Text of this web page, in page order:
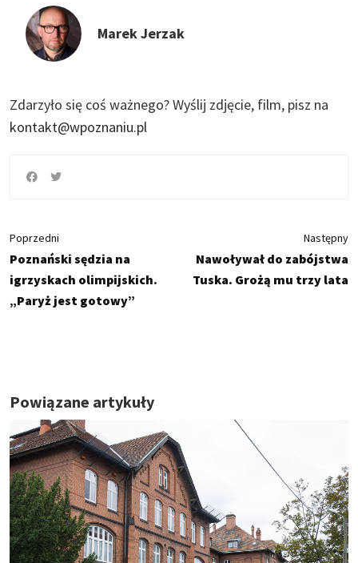
Marek Jerzak
Zdarzyło się coś ważnego?Wyślij zdjęcie, film, pisz na
kontakt@wpoznaniu.pl
Poprzedni
Poznański sędzia na
igrzyskach olimpijskich.
„Paryż jest gotowy”
Następny
Nawoływał do zabójstwa
Tuska. Grożą mu trzy lata
Powiązane artykuły